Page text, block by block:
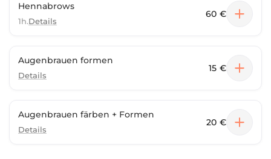
Hennabrows
1h.Details
60 €
Augenbrauen formen
Details
15 €
Augenbrauen färben + Formen
Details
20 €